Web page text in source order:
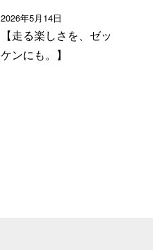
2026年5月14日
【走る楽しさを、ゼッ
ケンにも。】